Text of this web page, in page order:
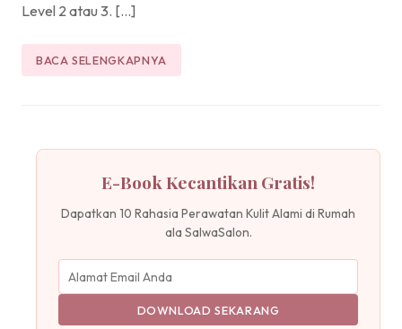
Level 2 atau 3. […]
BACA SELENGKAPNYA
E-Book Kecantikan Gratis!
Dapatkan 10 Rahasia Perawatan Kulit Alami di Rumah
ala SalwaSalon.
DOWNLOAD SEKARANG